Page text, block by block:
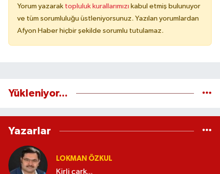
Yorum yazarak topluluk kurallarımızı kabul etmiş bulunuyor
ve tüm sorumluluğu üstleniyorsunuz. Yazılan yorumlardan
Afyon Haber hiçbir şekilde sorumlu tutulamaz.
Yükleniyor...
Yazarlar
LOKMAN ÖZKUL
Kirli çark...